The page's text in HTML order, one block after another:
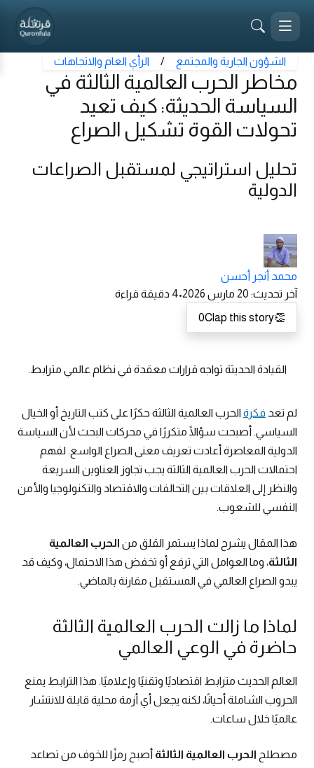
الشؤون الجارية والمجتمع / الرأي العام والاتجاهات
مخاطر الحرب العالمية الثالثة في
السياسة الحديثة: كيف تعيد
تحولات القوة تشكيل الصراع
تحليل استراتيجي لمستقبل الصراعات
الدولية
محمد أنجر أحسن
آخر تحديث: 20 مارس 2026 •
4 دقيقة قراءة
👏
0Clap this story
القيادة الحديثة تواجه قرارات معقدة في نظام عالمي مترابط.
لم تعد فكرة الحرب العالمية الثالثة حكرًا على كتب التاريخ أو الخيال
السياسي. أصبحت سؤالًا متكررًا في محركات البحث لأن السياسة
الدولية المعاصرة أعادت تعريف معنى الصراع الواسع. لفهم
احتمالات الحرب العالمية الثالثة يجب تجاوز العناوين السريعة
والنظر إلى العلاقات بين التحالفات والاقتصاد والتكنولوجيا والأمن
النفسي للشعوب.
هذا المقال يشرح لماذا يستمر القلق من الحرب العالمية
الثالثة، وما العوامل التي ترفع أو تخفض هذا الاحتمال، وكيف قد
يبدو الصراع العالمي في المستقبل مقارنة بالماضي.
لماذا ما زالت الحرب العالمية الثالثة
حاضرة في الوعي العالمي
العالم الحديث مترابط اقتصاديًا وتقنيًا وإعلاميًا. هذا الترابط يمنع
الحروب الشاملة أحيانًا، لكنه يجعل أي أزمة محلية قابلة للانتشار
عالميًا خلال ساعات.
مصطلح الحرب العالمية الثالثة أصبح رمزًا للخوف من تصاعد